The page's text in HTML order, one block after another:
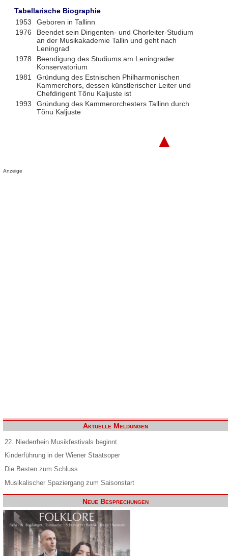
Tabellarische Biographie
1953
Geboren in Tallinn
1976
Beendet sein Dirigenten- und Chorleiter-Studium
an der Musikakademie Tallin und geht nach
Leningrad
1978
Beendigung des Studiums am Leningrader
Konservatorium
1981
Gründung des Estnischen Philharmonischen
Kammerchors, dessen künstlerischer Leiter und
Chefdirigent Tõnu Kaljuste ist
1993
Gründung des Kammerorchesters Tallinn durch
Tõnu Kaljuste
▲
Anzeige
Aktuelle Meldungen
22. Niederrhein Musikfestivals beginnt
Kinderführung in der Wiener Staatsoper
Die Besten zum Schluss
Musikalischer Spaziergang zum Saisonstart
Neue Besprechungen